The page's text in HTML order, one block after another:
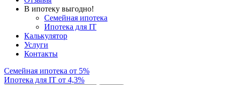
В ипотеку выгодно!
Семейная ипотека
Ипотека для IT
Калькулятор
Услуги
Контакты
Семейная ипотека от 5%
Ипотека для IT от 4,3%